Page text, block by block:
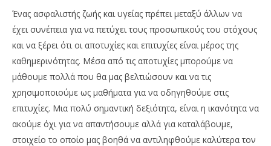
Ένας ασφαλιστής ζωής και υγείας πρέπει μεταξύ άλλων να
έχει συνέπεια για να πετύχει τους προσωπικούς του στόχους
και να ξέρει ότι οι αποτυχίες και επιτυχίες είναι μέρος της
καθημερινότητας. Μέσα από τις αποτυχίες μπορούμε να
μάθουμε πολλά που θα μας βελτιώσουν και να τις
χρησιμοποιούμε ως μαθήματα για να οδηγηθούμε στις
επιτυχίες. Μια πολύ σημαντική δεξιότητα, είναι η ικανότητα να
ακούμε όχι για να απαντήσουμε αλλά για καταλάβουμε,
στοιχείο το οποίο μας βοηθά να αντιληφθούμε καλύτερα τον